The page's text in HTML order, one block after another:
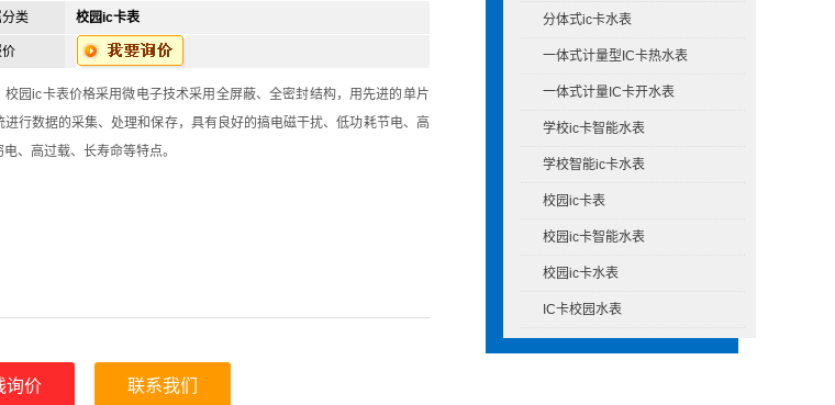
分体式ic卡水表
一体式计量型IC卡热水表
一体式计量IC卡开水表
学校ic卡智能水表
学校智能ic卡水表
校园ic卡表
校园ic卡智能水表
校园ic卡水表
IC卡校园水表
类 校园ic卡表
校园ic卡表价格采用微电子技术采用全屏蔽、全密封结构，用先进的单片
进行数据的采集、处理和保存，具有良好的搞电磁干扰、低功耗节电、高
、高过载、长寿命等特点。
询价 联系我们